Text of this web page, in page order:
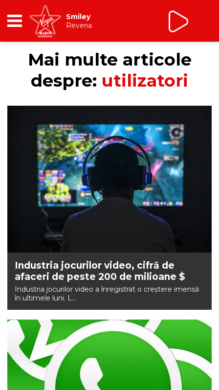
RADIO
BREAKFAST
TIC TALK
CÂȘTIGĂ
HOT 30
DANCEFLOOR CHART
RADIO ACADEMY
CONTUL MEU
Smiley
Reveria
Mai multe articole
despre: utilizatori
Industria jocurilor video, cifră de
afaceri de peste 200 de milioane $
Industria jocurilor video a înregistrat o creştere imensă
în ultimele luni. L...